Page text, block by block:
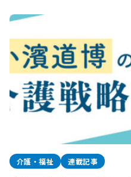
介護・福祉 連載記事